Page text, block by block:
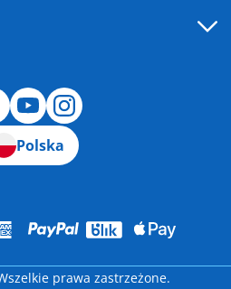
Polska
prawa zastrzeżone.